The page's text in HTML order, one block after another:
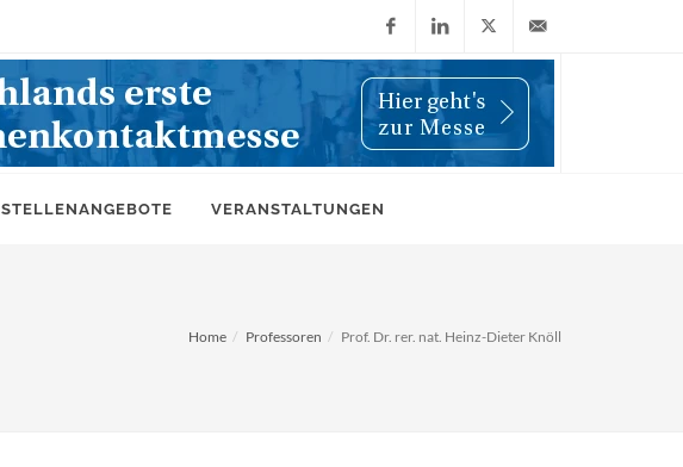
FacebookLinkedIn
X
(Twitter)
info@wiwi-
STELLENANGEBOTE VERANSTALTUNGEN
Home Professoren Prof. Dr. rer. nat. Heinz-Dieter Knöll